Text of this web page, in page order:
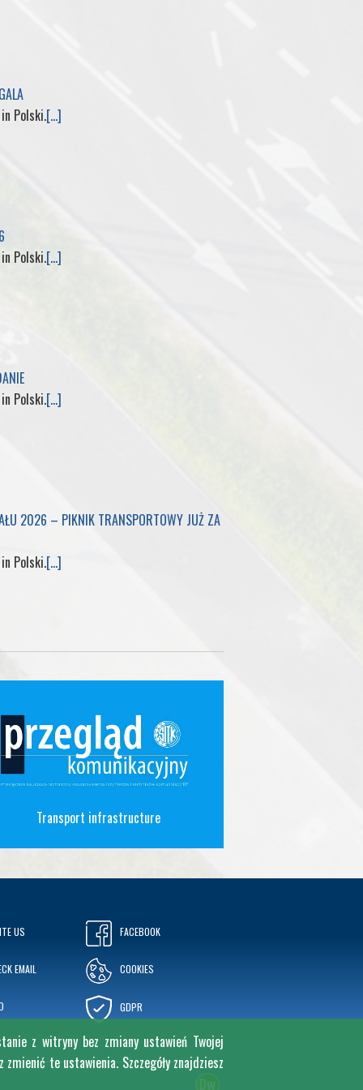
g
Polski.[...]
Polski.[...]
Polski.[...]
2026 – PIKNIK TRANSPORTOWY JUŻ ZA
Polski.[...]
Transport infrastructure
US
EMAIL
FACEBOOK
COOKIES
GDPR
w
z witryny bez zmiany ustawień Twojej
te ustawienia. Szczegóły znajdziesz